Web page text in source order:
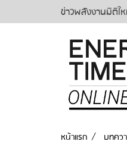
ข่าวพลังงานมิติให
หน้าแรก บทคว